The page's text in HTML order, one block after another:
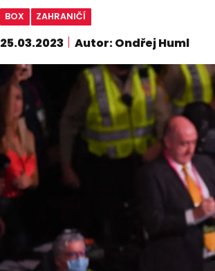
BOX ZAHRANIČÍ
25.03.2023 Autor: Ondřej Huml